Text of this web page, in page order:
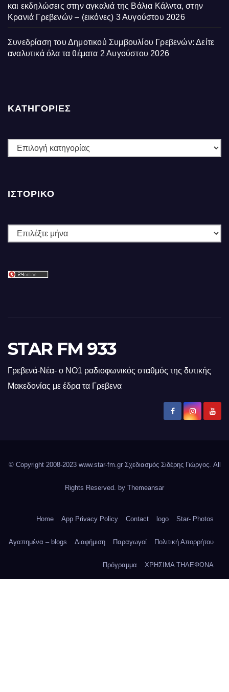
και εκδηλώσεις στην αγκαλιά της Βάλια Κάλντα, στην
Κρανιά Γρεβενών – (εικόνες) 3 Αυγούστου 2026
Συνεδρίαση του Δημοτικού Συμβουλίου Γρεβενών: Δείτε
αναλυτικά όλα τα θέματα 2 Αυγούστου 2026
ΚΑΤΗΓΟΡΙΕΣ
ΚΑΤΗΓΟΡΙΕΣ
ΙΣΤΟΡΙΚΌ
Ιστορικό
STAR FM 933
Γρεβενά-Νέα- ο ΝΟ1 ραδιοφωνικός σταθμός της δυτικής
Μακεδονίας με έδρα τα Γρεβενα
© Copyright 2008-2023 www.star-fm.gr Σχεδιασμός Σιδέρης Γιώργος. All
Rights Reserved. by Themeansar
Home App Privacy Policy Contact logo Star- Photos
Αγαπημένα – blogs Διαφήμιση Παραγωγοί Πολιτική Απορρήτου
Πρόγραμμα ΧΡΗΣΙΜΑ ΤΗΛΕΦΩΝΑ